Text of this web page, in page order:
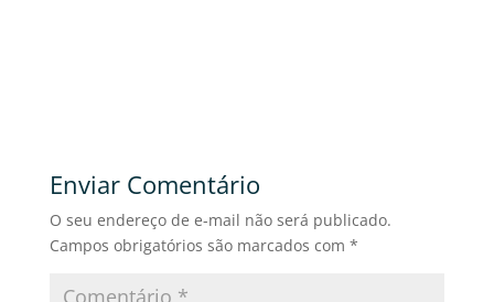
Enviar Comentário
O seu endereço de e-mail não será publicado.
Campos obrigatórios são marcados com *